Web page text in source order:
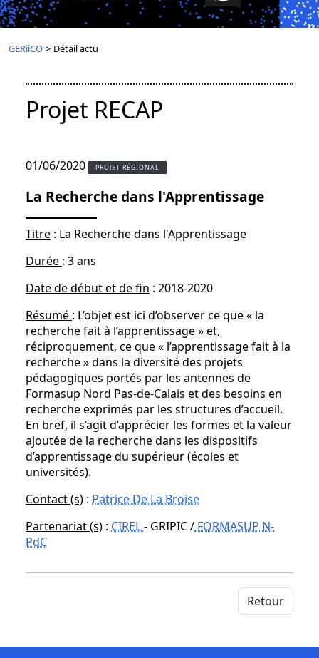
GERiiCO > Détail actu
Projet RECAP
01/06/2020 PROJET RÉGIONAL
La Recherche dans l'Apprentissage
Titre : La Recherche dans l'Apprentissage
Durée : 3 ans
Date de début et de fin : 2018-2020
Résumé : L’objet est ici d’observer ce que « la
recherche fait à l’apprentissage » et,
réciproquement, ce que « l’apprentissage fait à la
recherche » dans la diversité des projets
pédagogiques portés par les antennes de
Formasup Nord Pas-de-Calais et des besoins en
recherche exprimés par les structures d’accueil.
En bref, il s’agit d’apprécier les formes et la valeur
ajoutée de la recherche dans les dispositifs
d’apprentissage du supérieur (écoles et
universités).
Contact (s) : Patrice De La Broise
Partenariat (s) : CIREL- GRIPIC / FORMASUP N-
PdC
Retour